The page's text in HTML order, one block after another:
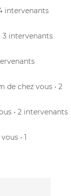
intervenants
3 intervenants
de chez vous • 2
• 2 intervenants
• 1